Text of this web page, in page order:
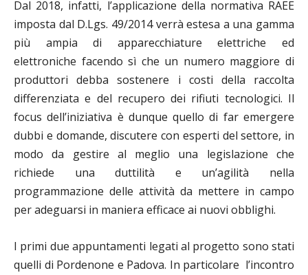
Dal 2018, infatti, l’applicazione della normativa RAEE
imposta dal D.Lgs. 49/2014 verrà estesa a una gamma
più ampia di apparecchiature elettriche ed
elettroniche facendo sì che un numero maggiore di
produttori debba sostenere i costi della raccolta
differenziata e del recupero dei rifiuti tecnologici. Il
focus dell’iniziativa è dunque quello di far emergere
dubbi e domande, discutere con esperti del settore, in
modo da gestire al meglio una legislazione che
richiede una duttilità e un’agilità nella
programmazione delle attività da mettere in campo
per adeguarsi in maniera efficace ai nuovi obblighi.
I primi due appuntamenti legati al progetto sono stati
quelli di Pordenone e Padova. In particolare l’incontro